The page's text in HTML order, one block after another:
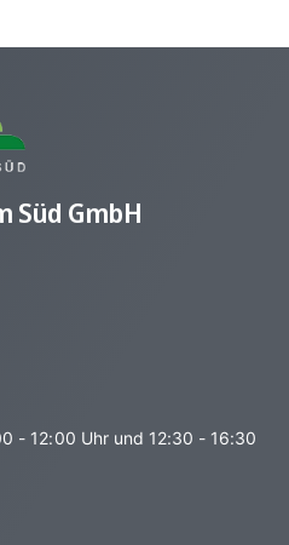
Süd GmbH
- 12:00 Uhr und 12:30 - 16:30